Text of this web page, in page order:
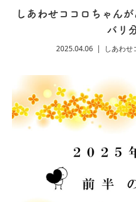
しあわせココロちゃん
バリ
2025.04.06 しあわせ